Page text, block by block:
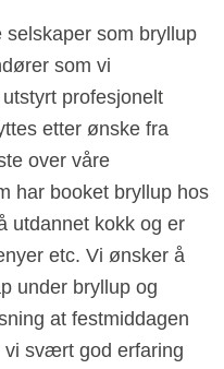
som bryllup
som vi
profesjonelt
etter ønske fra
over våre
har booket bryllup hos
utdannet kokk og er
etc. Vi ønsker å
under bryllup og
at festmiddagen
vi svært god erfaring